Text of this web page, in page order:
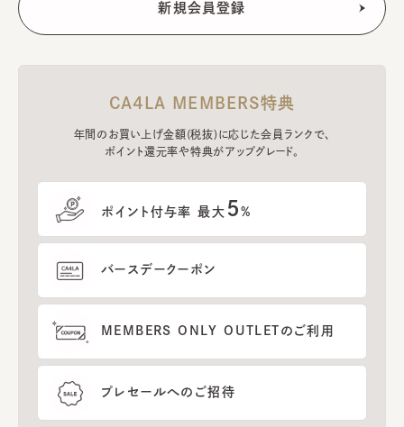
CA4LA MEMBERS特典
年間のお買い上げ金額(税抜)に応じた会員ランクで、
ポイント還元率や特典がアップグレード。
ポイント付与率 最大 5%
バースデークーポン
MEMBERS ONLY OUTLETのご利用
プレセールへのご招待